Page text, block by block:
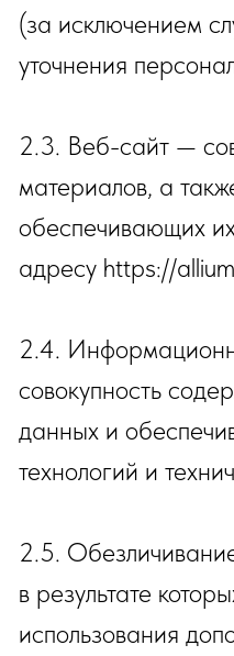
(за исключением
уточнения
2.3. Веб-сайт —
материалов, а
обеспечивающих
адресу https://
2.4.
совокупность
данных и
технологий и
2.5.
в результате
использования